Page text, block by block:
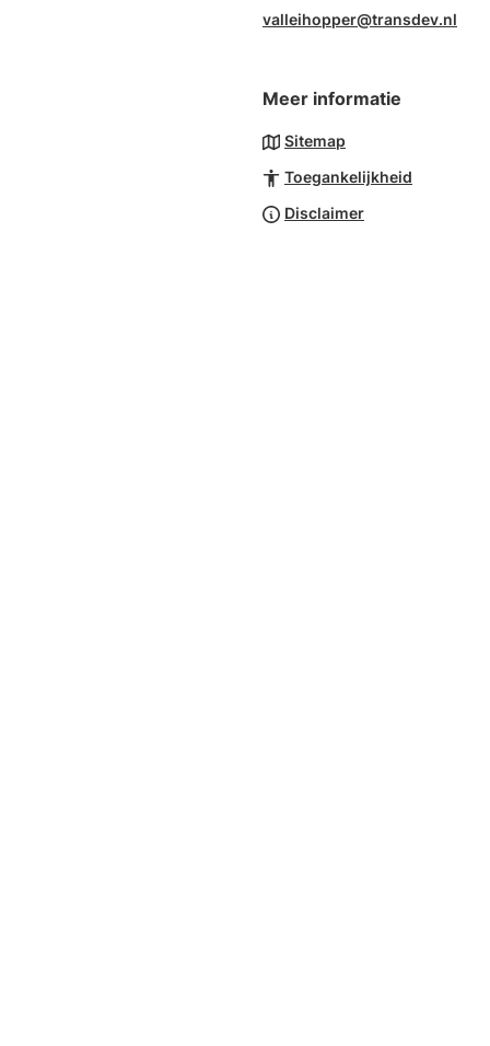
valleihopper@transdev.nl
Meer informatie
Sitemap
Toegankelijkheid
Disclaimer